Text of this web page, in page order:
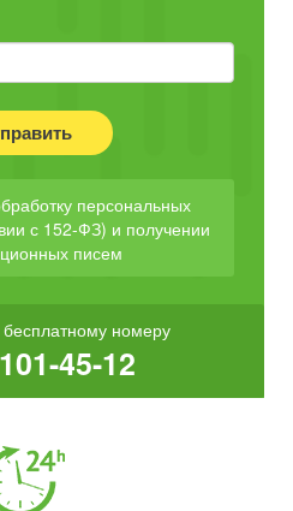
персональных
с 152-ФЗ) и получении
писем
бесплатному номеру
45-12